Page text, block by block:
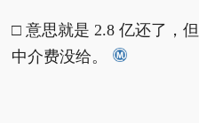
□ 意思就是 2.8 亿还了，
中介费没给。